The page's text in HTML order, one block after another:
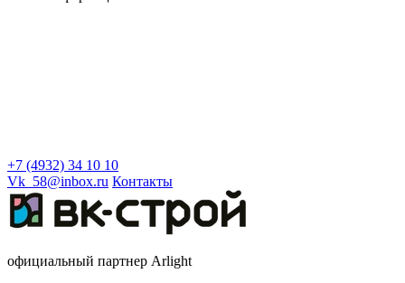
+7 (4932) 34 10 10
Vk_58@inbox.ru Контакты
официальный партнер Arlight